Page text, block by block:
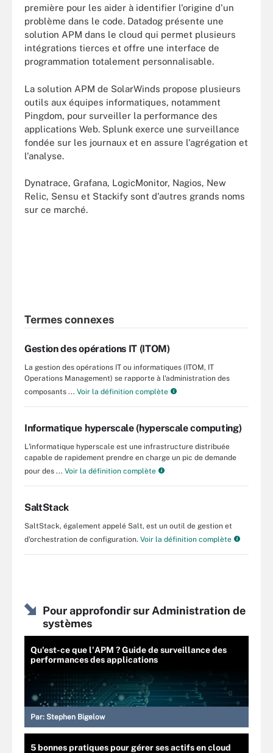
première pour les aider à identifier l'origine d'un
problème dans le code. Datadog présente une
solution APM dans le cloud qui permet plusieurs
intégrations tierces et offre une interface de
programmation totalement personnalisable.
La solution APM de SolarWinds propose plusieurs
outils aux équipes informatiques, notamment
Pingdom, pour surveiller la performance des
applications Web. Splunk exerce une surveillance
fondée sur les journaux et en assure l'agrégation et
l'analyse.
Dynatrace, Grafana, LogicMonitor, Nagios, New
Relic, Sensu et Stackify sont d'autres grands noms
sur ce marché.
Termes connexes
Gestion des opérations IT (ITOM)
La gestion des opérations IT ou informatiques (ITOM, IT
Operations Management) se rapporte à l'administration des
composants ... Voir la définition complète
Informatique hyperscale (hyperscale computing)
L'informatique hyperscale est une infrastructure distribuée
capable de rapidement prendre en charge un pic de demande
pour des ... Voir la définition complète
SaltStack
SaltStack, également appelé Salt, est un outil de gestion et
d'orchestration de configuration. Voir la définition complète
Pour approfondir sur Administration de
systèmes
Qu'est-ce que l'APM ? Guide de surveillance des
performances des applications
Par: Stephen Bigelow
5 bonnes pratiques pour gérer ses actifs en cloud